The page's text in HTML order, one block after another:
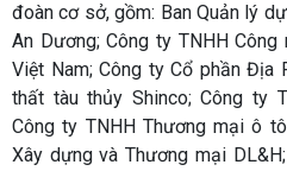
đoàn cơ sở, gồm: Ban Quản lý
An Dương; Công ty TNHH
Việt Nam; Công ty Cổ phần Địa
thất tàu thủy Shinco; Công ty
Công ty TNHH Thương mại ô
Xây dựng và Thương mại